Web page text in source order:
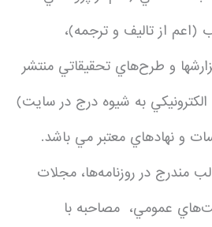
(اعم از تاليف و ترجمه)،
و طرح‌هاي تحقيقاتي منتشر
به شيوه درج در سايت)
و نهادهاي معتبر مي باشد.
مندرج در روزنامه‌ها، مجلات
عمومي، مصاحبه با